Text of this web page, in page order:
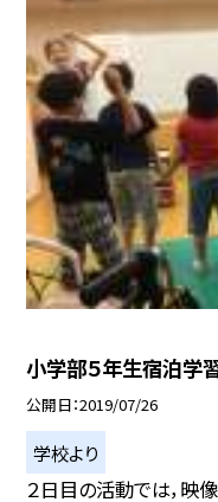
小学部５年生宿泊学習
公開日 2019/07/26
学校より
２日目の活動では，映